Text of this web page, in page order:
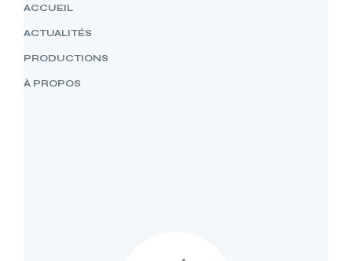
ACCUEIL
ACTUALITÉS
PRODUCTIONS
À PROPOS